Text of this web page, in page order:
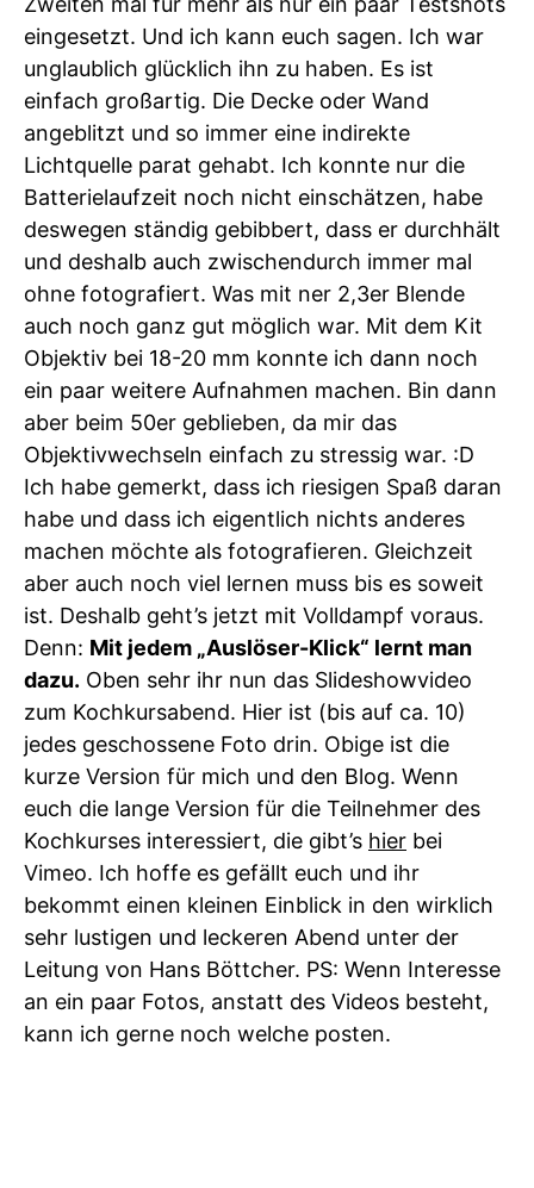
eingesetzt. Und ich kann euch sagen. Ich war
unglaublich glücklich ihn zu haben. Es ist
einfach großartig. Die Decke oder Wand
angeblitzt und so immer eine indirekte
Lichtquelle parat gehabt. Ich konnte nur die
Batterielaufzeit noch nicht einschätzen, habe
deswegen ständig gebibbert, dass er durchhält
und deshalb auch zwischendurch immer mal
ohne fotografiert. Was mit ner 2,3er Blende
auch noch ganz gut möglich war. Mit dem Kit
Objektiv bei 18-20 mm konnte ich dann noch
ein paar weitere Aufnahmen machen. Bin dann
aber beim 50er geblieben, da mir das
Objektivwechseln einfach zu stressig war. :D
Ich habe gemerkt, dass ich riesigen Spaß daran
habe und dass ich eigentlich nichts anderes
machen möchte als fotografieren. Gleichzeit
aber auch noch viel lernen muss bis es soweit
ist. Deshalb geht’s jetzt mit Volldampf voraus.
Denn: Mit jedem „Auslöser-Klick“ lernt man
dazu. Oben sehr ihr nun das Slideshowvideo
zum Kochkursabend. Hier ist (bis auf ca. 10)
jedes geschossene Foto drin. Obige ist die
kurze Version für mich und den Blog. Wenn
euch die lange Version für die Teilnehmer des
Kochkurses interessiert, die gibt’s hier bei
Vimeo. Ich hoffe es gefällt euch und ihr
bekommt einen kleinen Einblick in den wirklich
sehr lustigen und leckeren Abend unter der
Leitung von Hans Böttcher. PS: Wenn Interesse
an ein paar Fotos, anstatt des Videos besteht,
kann ich gerne noch welche posten.